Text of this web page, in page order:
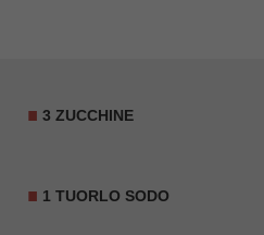
3 ZUCCHINE
1 TUORLO SODO